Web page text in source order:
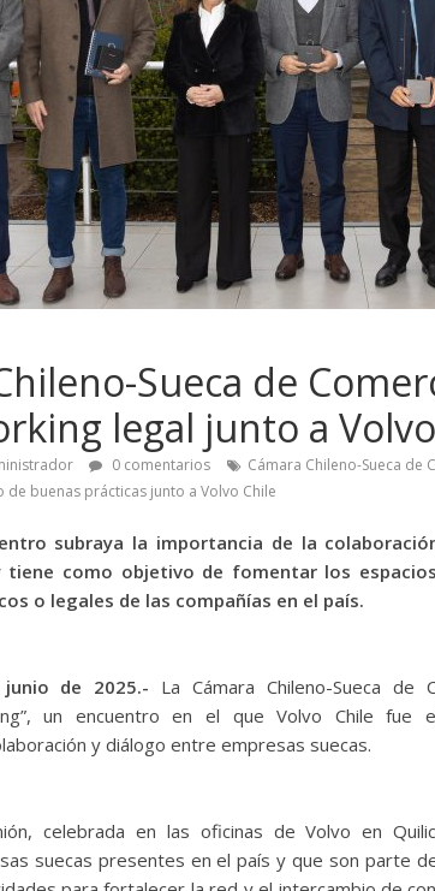
Sueca de
legal junto a
0 comentarios
Cámara Chileno-Sueca de
buenas prácticas junto a Volvo Chile
subraya la importancia de la
tiene como objetivo de fomentar los
o legales de las compañías en el país.
de 2025.- La Cámara Chileno-Sueca de
un encuentro en el que Volvo Chile fue
y diálogo entre empresas suecas.
celebrada en las oficinas de Volvo en
suecas presentes en el país y que son parte